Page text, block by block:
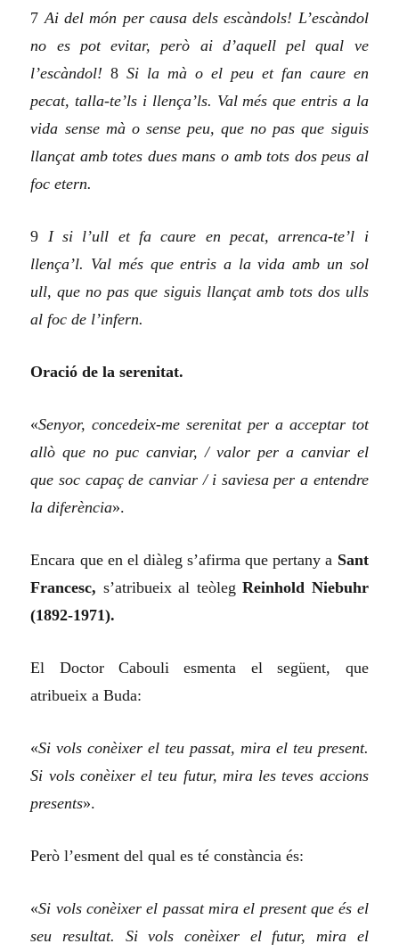
7Ai del món per causa dels escàndols! L’escàndol
no es pot evitar, però ai d’aquell pel qual ve
l’escàndol! 8Si la mà o el peu et fan caure en
pecat, talla-te’ls i llença’ls. Val més que entris a la
vida sense mà o sense peu, que no pas que siguis
llançat amb totes dues mans o amb tots dos peus al
foc etern.
9 I si l’ull et fa caure en pecat, arrenca-te’l i
llença’l. Val més que entris a la vida amb un sol
ull, que no pas que siguis llançat amb tots dos ulls
al foc de l’infern.
Oració de la serenitat.
«Senyor, concedeix-me serenitat per a acceptar tot
allò que no puc canviar, / valor per a canviar el
que soc capaç de canviar / i saviesa per a entendre
la diferència».
Encara que en el diàleg s’afirma que pertany a Sant
Francesc, s’atribueix al teòlegReinhold Niebuhr
(1892-1971).
El Doctor Cabouli esmenta el següent, que
atribueix a Buda:
«Si vols conèixer el teu passat, mira el teu present.
Si vols conèixer el teu futur, mira les teves accions
presents».
Però l’esment del qual es té constància és:
«Si vols conèixer el passat mira el present que és el
seu resultat. Si vols conèixer el futur, mira el